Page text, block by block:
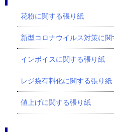
花粉に関する張り紙
新型コロナウイルス対策に
インボイスに関する張り紙
レジ袋有料化に関する張り紙
値上げに関する張り紙